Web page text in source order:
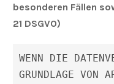
besonderen Fällen
21 DSGVO)
WENN DIE
GRUNDLAGE